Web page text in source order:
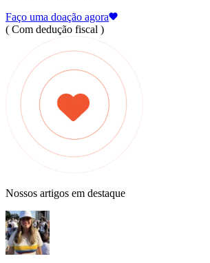
Faço uma doação agora
( Com dedução fiscal )
Nossos artigos em destaque